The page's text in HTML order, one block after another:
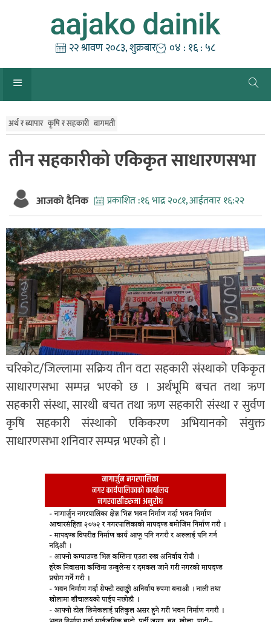
२२ श्रावण २०८३, शुक्रबार ०४ : १६ : ५८
अर्थ र ब्यापार कृषि र सहकारी बागमती
तीन सहकारीको एकिकृत साधारणसभा
आजको दैनिक प्रकाशित :१६ भाद्र २०८१, आईतवार १६:२२
चरिकोट/जिल्लामा सक्रिय तीन वटा सहकारी संस्थाको एकिकृत
साधारणसभा सम्पन्न भएको छ । अर्थभूमि बचत तथा ऋण
सहकारी संस्था, सारथी बचत तथा ऋण सहकारी संस्था र सुर्वण
कृषि सहकारी संस्थाको एकिकरण अभियानको संयुक्त
साधारणसभा शनिवार सम्पन्न भएको हो ।